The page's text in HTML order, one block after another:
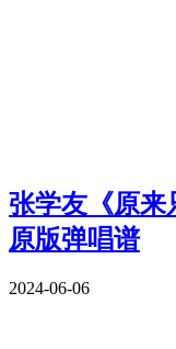
张学友《原来
原版弹唱谱
2024-06-06